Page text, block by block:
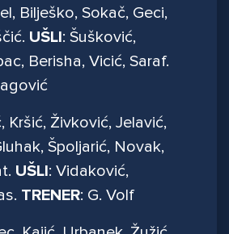
Bilješko, Sokač, Geci,
UŠLI: Šušković,
Berisha, Vicić, Saraf.
Kršić, Živković, Jelavić,
Špoljarić, Novak,
UŠLI: Vidaković,
TRENER: G. Volf